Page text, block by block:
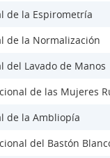
de la Espirometría
de la Normalización
del Lavado de Manos
de las Mujeres
de la Ambliopía
del Bastón